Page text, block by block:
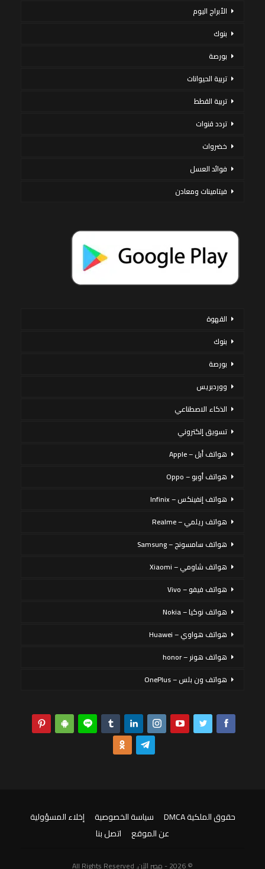
الأبراج اليوم
بنوك
بورصة
تربية الحيوانات
تربية القطط
تردد قنوات
خضروات
فوائد العسل
فيتامينات ومعادن
القهوة
بنوك
بورصة
ووردبريس
الذكاء الاصطناعي
تسويق إلكتروني
هواتف أبل – Apple
هواتف أوبو – Oppo
هواتف إنفينكس – Infinix
هواتف ريلمي – Realme
هواتف سامسونج – Samsung
هواتف شاومي – Xiaomi
هواتف فيفو – Vivo
هواتف نوكيا – Nokia
هواتف هواوي – Huawei
هواتف هونر – honor
هواتف ون بلس – OnePlus
حقوق الملكية DMCA سياسة الخصوصية
إخلاء المسؤولية
عن الموقع
اتصل بنا
© 2026 - مصر الآن. All Rights Reserved